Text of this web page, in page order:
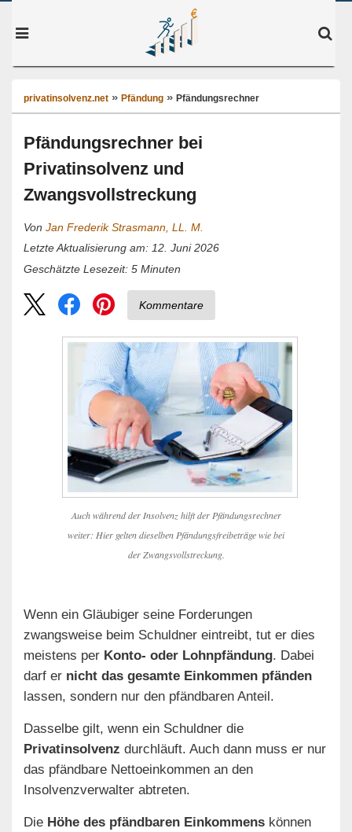
privatinsolvenz.net Pfändung Pfändungsrechner
Pfändungsrechner bei
Privatinsolvenz und
Zwangsvollstreckung
Von Jan Frederik Strasmann, LL. M.
Letzte Aktualisierung am: 12. Juni 2026
Geschätzte Lesezeit: 5 Minuten
Kommentare
Auch während der Insolvenz hilft der Pfändungsrechner
weiter: Hier gelten dieselben Pfändungsfreibeträge wie bei
der Zwangsvollstreckung.
Wenn ein Gläubiger seine Forderungen
zwangsweise beim Schuldner eintreibt, tut er dies
meistens per Konto- oder Lohnpfändung. Dabei
darf er nicht das gesamte Einkommen pfänden
lassen, sondern nur den pfändbaren Anteil.
Dasselbe gilt, wenn ein Schuldner die
Privatinsolvenz durchläuft. Auch dann muss er nur
das pfändbare Nettoeinkommen an den
Insolvenzverwalter abtreten.
Die Höhe des pfändbaren Einkommens können